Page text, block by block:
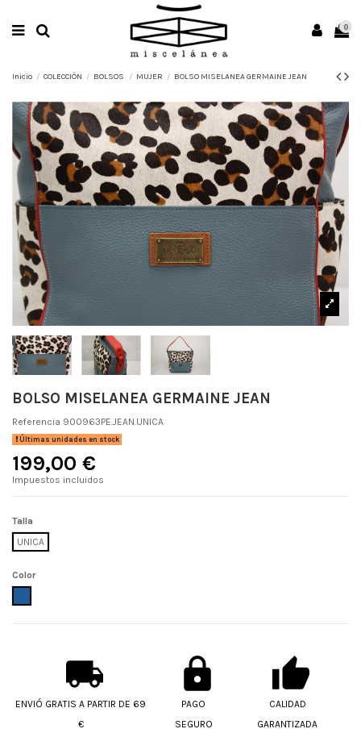
0
Inicio COLECCIÓN BOLSOS MUJER BOLSO MISELANEA GERMAINE JEAN
BOLSO MISELANEA GERMAINE JEAN
Referencia 900963PE.JEAN.UNICA
Últimas unidades en stock
199,00 €
Impuestos incluidos
Talla
UNICA
Color
ENVIÓ GRATIS A PARTIR DE 69
€
PAGO
SEGURO
CALIDAD
GARANTIZADA